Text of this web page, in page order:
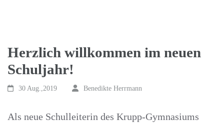
Herzlich willkommen im neuen
Schuljahr!
30 Aug.,2019 Benedikte Herrmann
Als neue Schulleiterin des Krupp-Gymnasiums